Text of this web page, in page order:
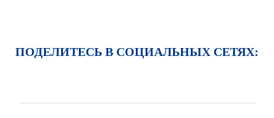
ПОДЕЛИТЕСЬ В СОЦИАЛЬНЫХ СЕТЯХ: